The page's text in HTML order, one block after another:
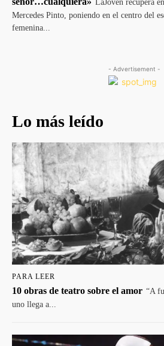
LaJoven recupera
Mercedes Pinto, poniendo en el centro del
femenina...
- Advertisement -
Lo más leído
PARA LEER
10 obras de teatro sobre el amor “A
uno llega a...